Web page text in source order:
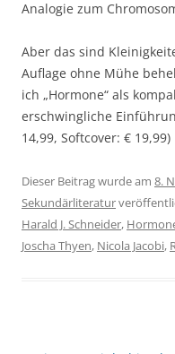
Analogie zum
Aber das sind
Auflage ohne Mühe
ich „Hormone“ als
erschwingliche
14,99, Softcover: € 19,99)
Dieser Beitrag wurde am 8.
Sekundärliteratur
Harald J. Schneider,
Joscha Thyen, Nicola Jacobi,